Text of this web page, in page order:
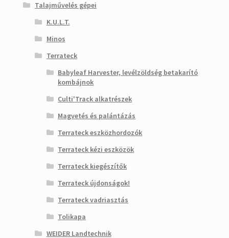
Talajművelés gépei
K.U.L.T.
Minos
Terrateck
Babyleaf Harvester, levélzöldség betakarító
kombájnok
Culti'Track alkatrészek
Magvetés és palántázás
Terrateck eszközhordozók
Terrateck kézi eszközök
Terrateck kiegészítők
Terrateck újdonságok!
Terrateck vadriasztás
Tolikapa
WEIDER Landtechnik